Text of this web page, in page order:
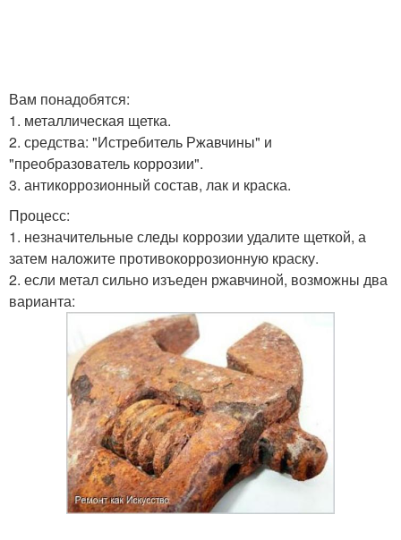
Вам понадобятся:
1. металлическая щетка.
2. средства: "Истребитель Ржавчины" и
"преобразователь коррозии".
3. антикоррозионный состав, лак и краска.
Процесс:
1. незначительные следы коррозии удалите щеткой, а
затем наложите противокоррозионную краску.
2. если метал сильно изъеден ржавчиной, возможны два
варианта: